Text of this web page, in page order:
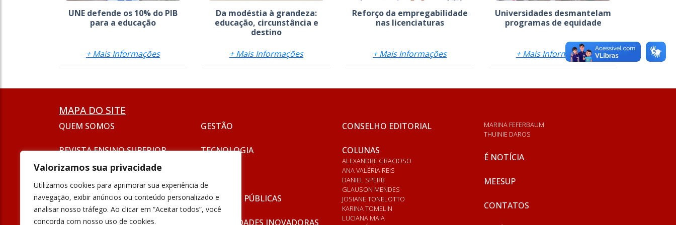
Valorizamos sua privacidade
Utilizamos cookies para aprimorar sua experiência de
navegação, exibir anúncios ou conteúdo personalizado e
analisar nosso tráfego. Ao clicar em “Aceitar todos”, você
concorda com nosso uso de cookies.
UNE defende os 10% do PIB
para a educação
+ Mais Informações
Da modéstia à grandeza:
educação, circunstância e
destino
+ Mais Informações
Reforço da empregabilidade
nas licenciaturas
+ Mais Informações
Universidades desmantelam
programas de equidade
+ Mais Informações
MAPA DO SITE
QUEM SOMOS
REVISTA ENSINO SUPERIOR
SEJA UM ANUNCIANTE
FORMAÇÃO
INOVAÇÃO
GESTÃO
TECNOLOGIA
POLÍTICAS PÚBLICAS
UNIVERSIDADES INOVADORAS
CONSELHO EDITORIAL
COLUNAS
ALEXANDRE GRACIOSO
ANA VALÉRIA REIS
DANIEL SPERB
GLAUSON MENDES
JOSIANE TONELOTTO
KARINA TOMELIN
LUCIANA MAIA
MARINA FEFERBAUM
THUINIE DAROS
É NOTÍCIA
MEESUP
CONTATOS